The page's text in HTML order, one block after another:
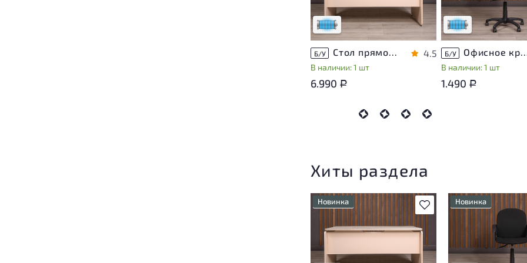
эксплуатации
Низкая степень износа
Б/У Стол прямоугольный Accord ДСП Дуб Россия
В наличии: 1 шт
4.5
6.990 Р
эксплуатации
Низкая степень
Б/У Офисное кресло
В наличии: 1 шт
1.490 Р
Хиты раздела
В избранное
Новинка
приближено к новому, могут
присутствовать
незначительные следы
эксплуатации
Новинка
Состояние товара
приближено к
присутствовать
незначительные
эксплуатации